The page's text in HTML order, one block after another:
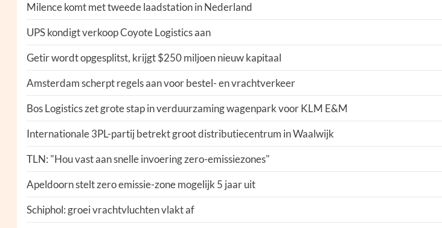
Milence komt met tweede laadstation in Nederland
UPS kondigt verkoop Coyote Logistics aan
Getir wordt opgesplitst, krijgt $250 miljoen nieuw kapitaal
Amsterdam scherpt regels aan voor bestel- en vrachtverkeer
Bos Logistics zet grote stap in verduurzaming wagenpark voor KLM E&M
Internationale 3PL-partij betrekt groot distributiecentrum in Waalwijk
TLN: "Hou vast aan snelle invoering zero-emissiezones"
Apeldoorn stelt zero emissie-zone mogelijk 5 jaar uit
Schiphol: groei vrachtvluchten vlakt af